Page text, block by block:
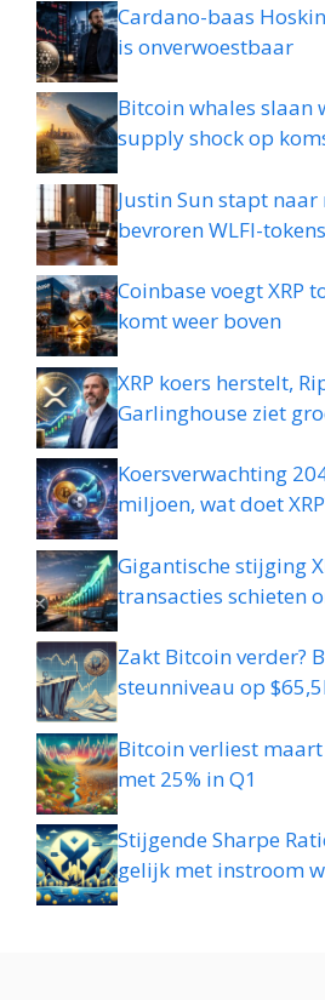
Cardano-baas
is onverwoestbaar
Bitcoin whales slaan
supply shock op
Justin Sun stapt
bevroren WLFI-tokens
Coinbase voegt XRP
komt weer boven
XRP koers herstelt,
Garlinghouse ziet
Koersverwachting
miljoen, wat doet
Gigantische stijging
transacties schieten
Zakt Bitcoin verder?
steunniveau op
Bitcoin verliest
met 25% in Q1
Stijgende Sharpe
gelijk met instroom